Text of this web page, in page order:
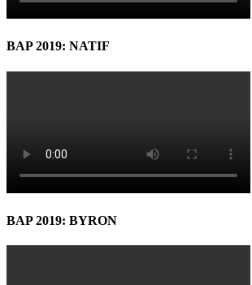
BAP 2019: NATIF
BAP 2019: BYRON